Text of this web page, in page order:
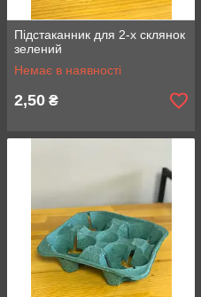
Підстаканник для 2-х склянок
зелений
Немає в наявності
2,50 ₴